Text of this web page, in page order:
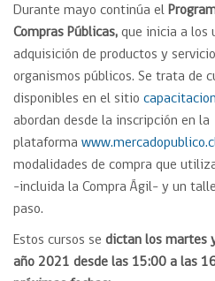
Durante mayo continúa el
Compras Públicas, que inicia a los
adquisición de productos y
organismos públicos. Se trata de
disponibles en el sitio
abordan desde la inscripción en la
plataforma
modalidades de compra que
-incluida la Compra Ágil- y un
paso.
Estos cursos se dictan los martes
año 2021 desde las 15:00 a las